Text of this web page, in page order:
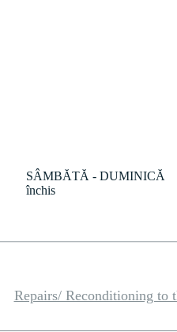
SÂMBĂTĂ - DUMINICĂ
închis
Repairs/ Reconditioning to